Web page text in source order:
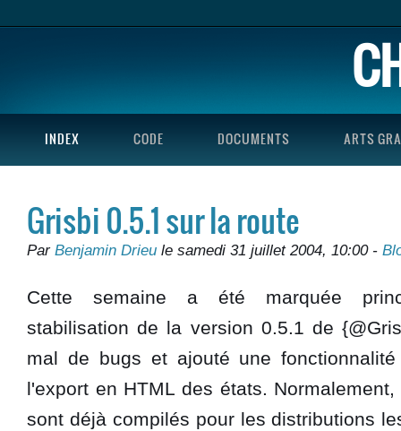
INDEX CODE DOCUMENTS ARTS
Grisbi 0.5.1 sur la route
Par Benjamin Drieu le samedi 31 juillet 2004, 10:00 -
Cette semaine a été marquée
stabilisation de la version 0.5.1 de
mal de bugs et ajouté une
l'export en HTML des états.
sont déjà compilés pour les distributions